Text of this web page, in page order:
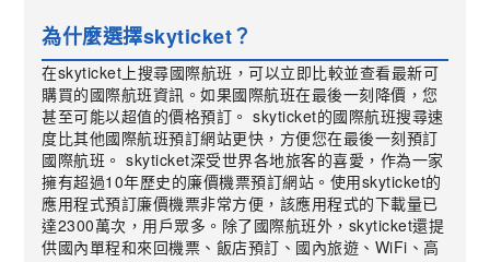
為什麼選擇skyticket？
在skyticket上搜尋國際航班，可以立即比較並查看最新可
購買的國際航班資訊。如果國際航班在最後一刻降價，您
甚至可能以超值的價格預訂。 skyticket的國際航班搜尋速
度比其他國際航班預訂網站更快，方便您在最後一刻預訂
國際航班。 skyticket深受世界各地旅客的喜愛，作為一家
擁有超過10年歷史的廉價機票預訂網站。使用skyticket的
應用程式預訂廉價機票非常方便，該應用程式的下載量已
達2300萬次，用戶眾多。除了國際航班外，skyticket還提
供國內單程和來回機票、飯店預訂、國內旅遊、WiFi、高